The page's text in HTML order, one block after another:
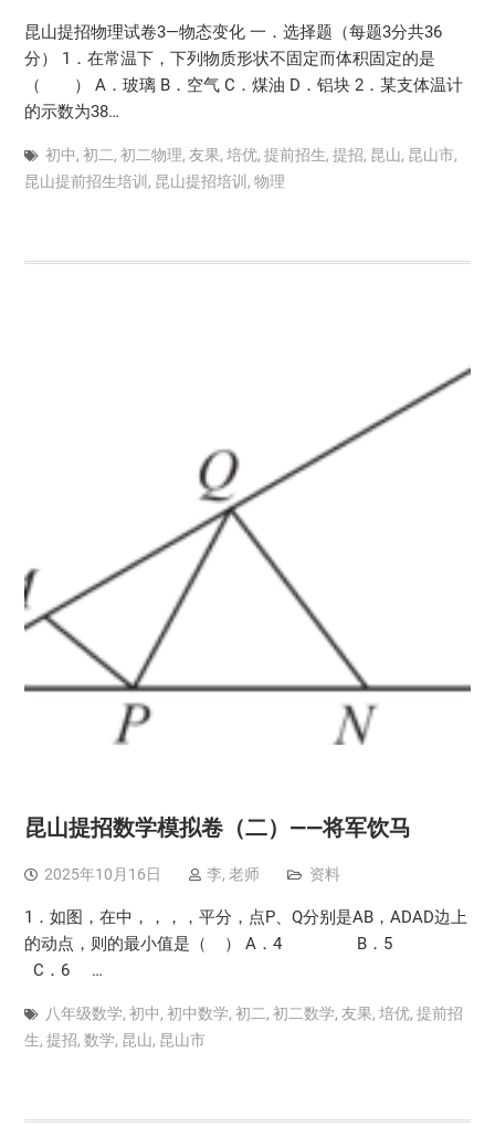
昆山提招物理试卷3—物态变化 一．选择题（每题3分共36
分） 1．在常温下，下列物质形状不固定而体积固定的是
（ ） A．玻璃 B．空气 C．煤油 D．铝块 2．某支体温计
的示数为38…
初中, 初二, 初二物理, 友果, 培优, 提前招生, 提招, 昆山, 昆山市,
昆山提前招生培训 , 昆山提招培训 , 物理
昆山提招数学模拟卷（二）——将军饮马
2025年10月16日 李, 老师 资料
1．如图，在中，，，，平分，点P、Q分别是AB，ADAD边上
的动点，则的最小值是（ ） A．4 B．5
C．6 …
八年级数学, 初中, 初中数学, 初二, 初二数学, 友果, 培优, 提前招
生, 提招, 数学, 昆山, 昆山市